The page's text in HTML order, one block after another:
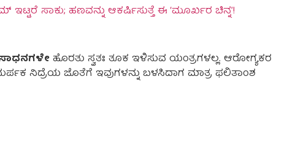
ಇಟ್ಟರೆ ಸಾಕು; ಹಣವನ್ನು ಆಕರ್ಷಿಸುತ್ತೆ ಈ ‘ಮೂರ್ಖರ ಚಿನ್ನ’!
ಹೊರತು ಸ್ವತಃ ತೂಕ ಇಳಿಸುವ ಯಂತ್ರಗಳಲ್ಲ. ಆರೋಗ್ಯಕರ
ನಿದ್ರೆಯ ಜೊತೆಗೆ ಇವುಗಳನ್ನು ಬಳಸಿದಾಗ ಮಾತ್ರ ಫಲಿತಾಂಶ